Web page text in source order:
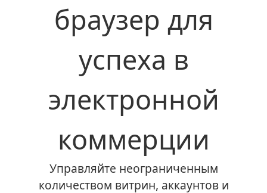
браузер для
успеха в
электронной
коммерции
Управляйте неограниченным
количеством витрин, аккаунтов и